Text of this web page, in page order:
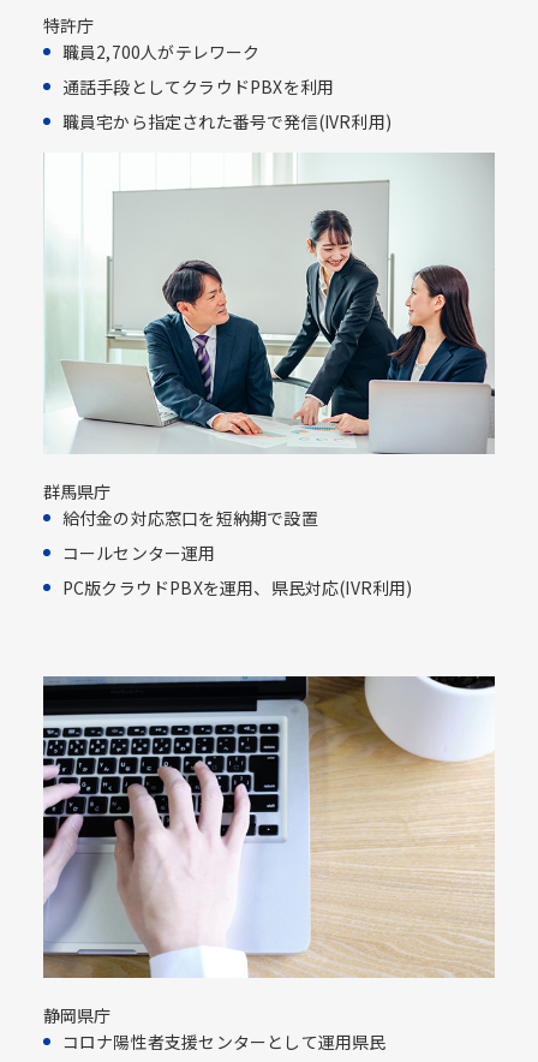
特許庁
職員2,700人がテレワーク
通話手段としてクラウドPBXを利用​
職員宅から指定された番号で発信(IVR利用)​
群馬県庁
給付金の対応窓口を短納期で設置​
コールセンター運用​
PC版クラウドPBXを運用、県民対応​(IVR利用)​
静岡県庁
コロナ陽性者支援センターとして運用県民​